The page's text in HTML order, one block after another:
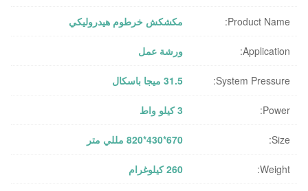
Product Name: مكشكش خرطوم هيدروليكي
Application: ورشة عمل
System Pressure: 31.5 ميجا باسكال
Power: 3 كيلو واط
Size: 670*430*820 مللي متر
Weight: 260 كيلوغرام